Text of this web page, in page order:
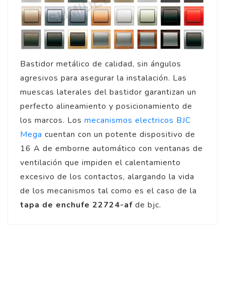
Bastidor metálico de calidad, sin ángulos
agresivos para asegurar la instalación. Las
muescas laterales del bastidor garantizan un
perfecto alineamiento y posicionamiento de
los marcos. Los mecanismos electricos BJC
Mega cuentan con un potente dispositivo de
16 A de emborne automático con ventanas de
ventilación que impiden el calentamiento
excesivo de los contactos, alargando la vida
de los mecanismos tal como es el caso de la
tapa de enchufe 22724-af de bjc.